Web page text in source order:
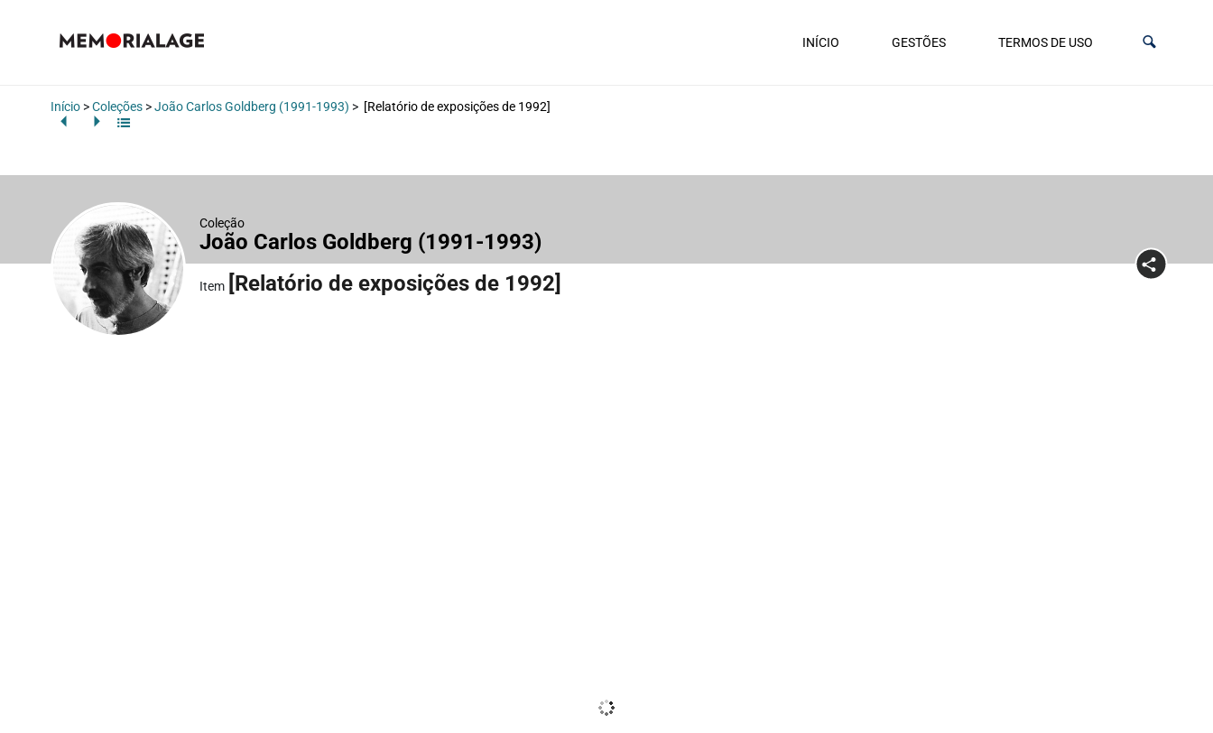
INÍCIO GESTÕES TERMOS DE USO
Início >Coleções >João Carlos Goldberg (1991-1993) > [Relatório de exposições de 1992]
Coleção
João Carlos Goldberg (1991-1993)
Item [Relatório de exposições de 1992]